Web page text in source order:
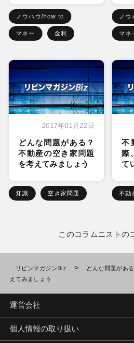
ノウハウ/how to
マネー 金利
ノ
マネ
2017年01月22日
どんな問題がある？
不動産の空き家問題
を考えてみましょう
知識 空き家問題
不
際
て
不動
このコラムニストの
リビンマガジンBiz >
どんな問題があ
えてみましょう
運営会社
個人情報の取り扱い